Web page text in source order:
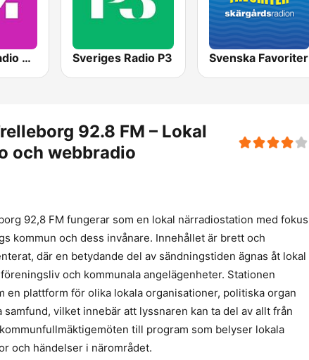
Sveriges Radio P4 Göteborg Sveriges Radio P3 Svenska Favoriter
92.8 FM – Lokal
och webbradio
92,8 FM fungerar som en lokal närradiostation med fokus
kommun och dess invånare. Innehållet är brett och
där en betydande del av sändningstiden ägnas åt lokal
och kommunala angelägenheter. Stationen
en plattform för olika lokala organisationer, politiska organ
samfund, vilket innebär att lyssnaren kan ta del av allt från
till program som belyser lokala
och händelser i närområdet.